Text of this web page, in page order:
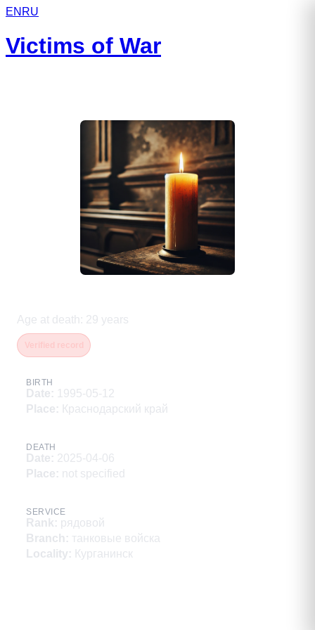
EN RU
Victims of War
Age at death : 29 years
BIRTH
Date: 1995-05-12
Place: Краснодарский край
DEATH
Date: 2025-04-06
Place: not specified
SERVICE
Rank: рядовой
Branch : танковые войска
Locality: Курганинск